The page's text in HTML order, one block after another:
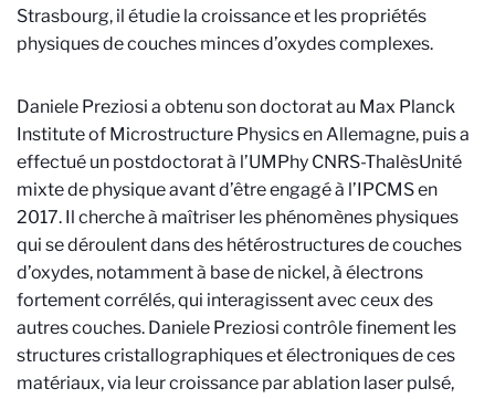
Strasbourg, il étudie la croissance et les propriétés
physiques de couches minces d’oxydes complexes.
Daniele Preziosi a obtenu son doctorat au Max Planck
Institute of Microstructure Physics en Allemagne, puis a
effectué un postdoctorat à l’UMPhy CNRS-ThalèsUnité
mixte de physiqueavant d’être engagé à l’IPCMS en
2017. Il cherche à maîtriser les phénomènes physiques
qui se déroulent dans des hétérostructures de couches
d’oxydes, notamment à base de nickel, à électrons
fortement corrélés, qui interagissent avec ceux des
autres couches. Daniele Preziosi contrôle finement les
structures cristallographiques et électroniques de ces
matériaux, via leur croissance par ablation laser pulsé,